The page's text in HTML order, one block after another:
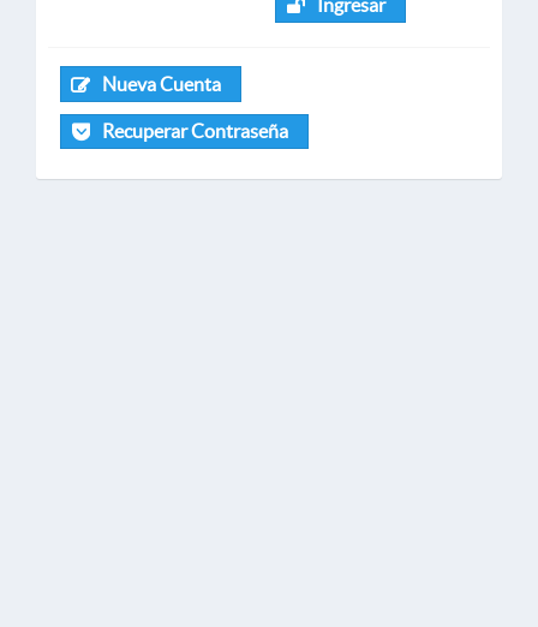
Ingresar
Nueva Cuenta
Recuperar Contraseña